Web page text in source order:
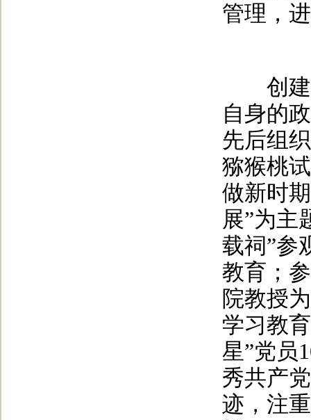
管理，
创建
自身的
先后组
猕猴桃
做新时
展”为主
载祠”参
教育；
院教授
学习教
星”党员
秀共产
迹，注